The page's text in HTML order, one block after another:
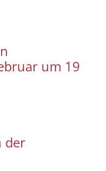
um 19
der